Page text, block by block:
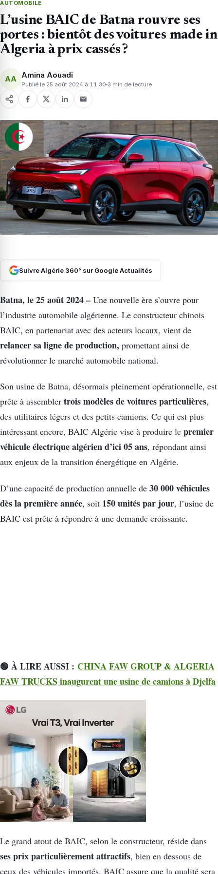
AUTOMOBILE
L’usine BAIC de Batna rouvre ses
portes : bientôt des voitures made in
Algeria à prix cassés ?
AA Amina Aouadi
Publié le 25 août 2024 à 11:30 3 min de lecture
Suivre Algérie 360° sur Google Actualités
Batna, le 25 août 2024 – Une nouvelle ère s’ouvre pour
l’industrie automobile algérienne. Le constructeur chinois
BAIC, en partenariat avec des acteurs locaux, vient de
relancer sa ligne de production, promettant ainsi de
révolutionner le marché automobile national.
Son usine de Batna, désormais pleinement opérationnelle, est
prête à assembler trois modèles de voituresparticulières,
des utilitaires légers et des petits camions. Ce qui est plus
intéressant encore, BAIC Algérie vise à produire le premier
véhicule électrique algérien d’ici 05 ans, répondant ainsi
aux enjeux de la transition énergétique en Algérie.
D’une capacité de production annuelle de 30 000 véhicules
dès la première année, soit 150 unités par jour, l’usine de
BAIC est prête à répondre à une demande croissante.
🟢 À LIRE AUSSI : CHINA FAW GROUP & ALGERIA
FAW TRUCKS inaugurent une usine de camions à Djelfa
Le grand atout de BAIC, selon le constructeur, réside dans
ses prix particulièrement attractifs, bien en dessous de
ceux des véhicules importés. BAIC assure que la qualité sera